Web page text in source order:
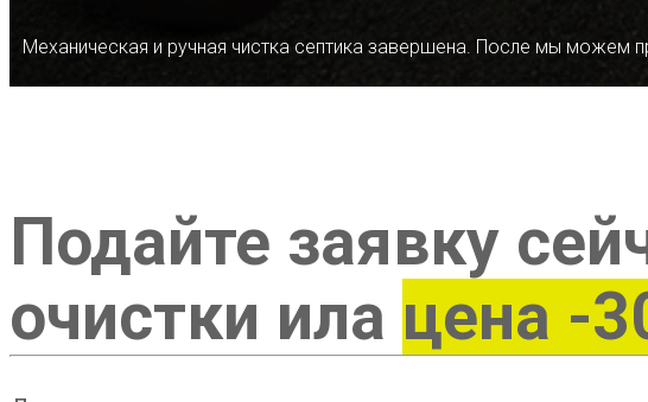
Механическая и ручная чистка септика завершена. После мы можем
Подайте заявку
очистки ила цена -